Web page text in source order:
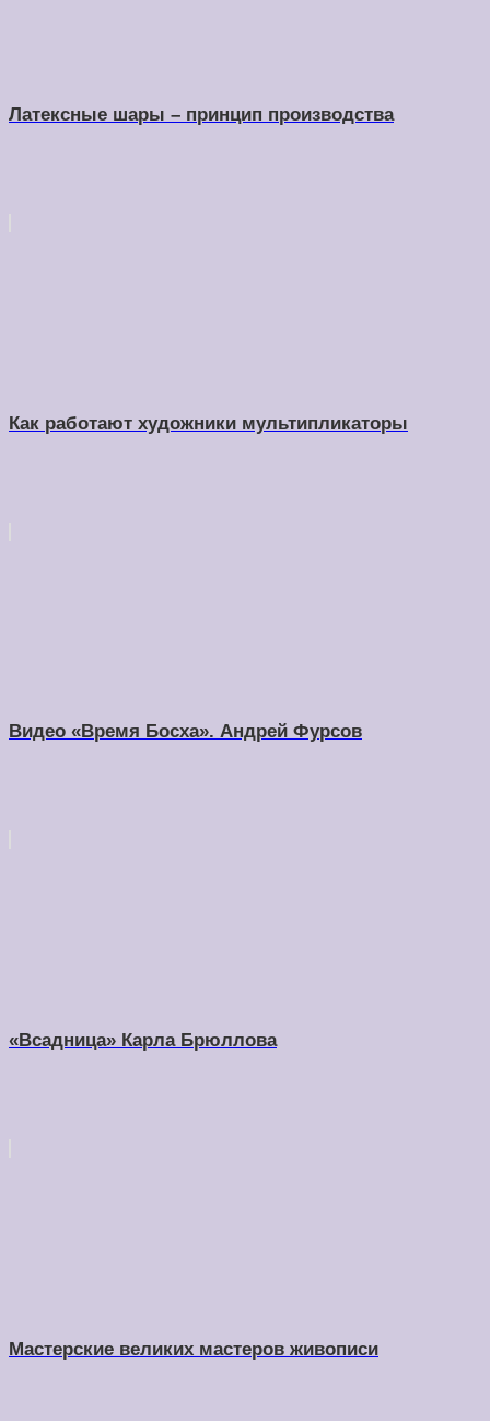
Латексные шары – принцип производства
Как работают художники мультипликаторы
Видео «Время Босха». Андрей Фурсов
«Всадница» Карла Брюллова
Мастерские великих мастеров живописи